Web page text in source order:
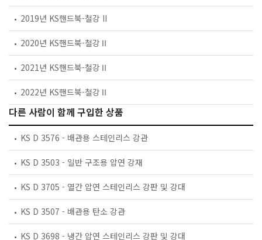
2019년 KS핸드북-철강 II
2020년 KS핸드북-철강Ⅱ
2021년 KS핸드북-철강Ⅱ
2022년 KS핸드북-철강Ⅱ
다른 사람이 함께 구입한 상품
KS D 3576 - 배관용 스테인리스 강관
KS D 3503 - 일반 구조용 압연 강재
KS D 3705 - 열간 압연 스테인리스 강판 및 강대
KS D 3507 - 배관용 탄소 강관
KS D 3698 - 냉간 압연 스테인리스 강판 및 강대